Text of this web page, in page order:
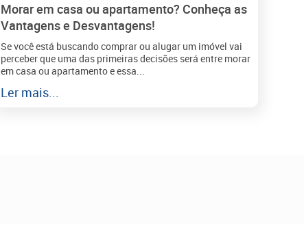
Morar em casa ou apartamento? Conheça as
Vantagens e Desvantagens!
Se você está buscando comprar ou alugar um imóvel vai
perceber que uma das primeiras decisões será entre morar
em casa ou apartamento e essa...
Ler mais...